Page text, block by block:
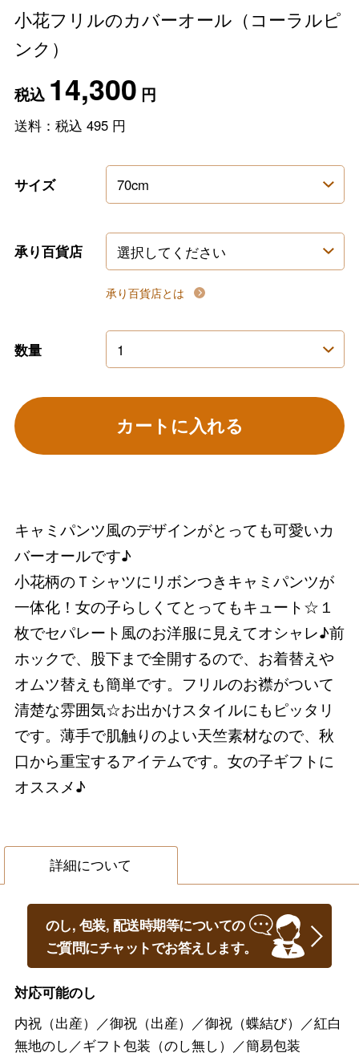
小花フリルのカバーオール（コーラルピ
ンク）
税込 14,300 円
送料：税込 495円
サイズ
承り百貨店
承り百貨店とは
数量
カートに入れる
キャミパンツ風のデザインがとっても可愛いカ
バーオールです♪
小花柄のＴシャツにリボンつきキャミパンツが
一体化！女の子らしくてとってもキュート☆１
枚でセパレート風のお洋服に見えてオシャレ♪前
ホックで、股下まで全開するので、お着替えや
オムツ替えも簡単です。フリルのお襟がついて
清楚な雰囲気☆お出かけスタイルにもピッタリ
です。薄手で肌触りのよい天竺素材なので、秋
口から重宝するアイテムです。女の子ギフトに
オススメ♪
詳細について
のし, 包装, 配送時期等についての
ご質問にチャットでお答えします。
対応可能のし
内祝（出産）／御祝（出産）／御祝（蝶結び）／紅白
無地のし／ギフト包装（のし無し）／簡易包装